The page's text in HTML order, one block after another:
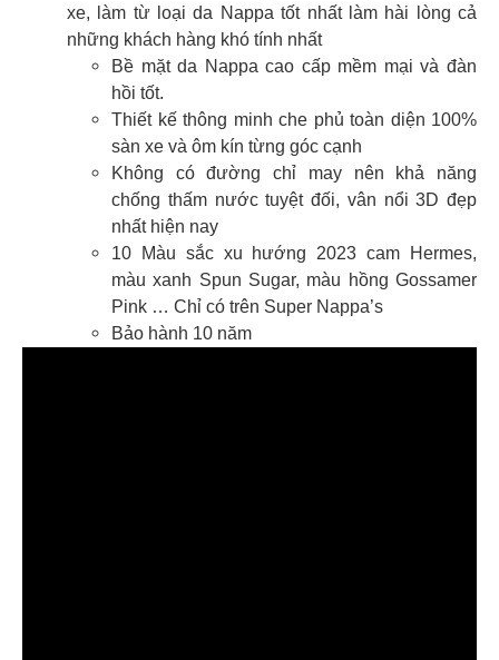
xe, làm từ loại da Nappa tốt nhất làm hài lòng cả
những khách hàng khó tính nhất
Bề mặt da Nappa cao cấp mềm mại và đàn
hồi tốt.
Thiết kế thông minh che phủ toàn diện 100%
sàn xe và ôm kín từng góc cạnh
Không có đường chỉ may nên khả năng
chống thấm nước tuyệt đối, vân nổi 3D đẹp
nhất hiện nay
10 Màu sắc xu hướng 2023 cam Hermes,
màu xanh Spun Sugar, màu hồng Gossamer
Pink … Chỉ có trên Super Nappa’s
Bảo hành 10 năm